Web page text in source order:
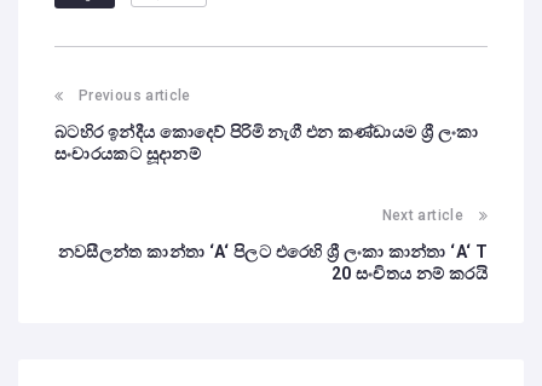
Previous article
බටහිර ඉන්දීය කොදෙව් පිරිමි නැගී එන කණ්ඩායම ශ්‍රී ලංකා
සංචාරයකට සූදානම්
Next article
නවසීලන්ත කාන්තා ‘A‘ පිලට එරෙහි ශ්‍රී ලංකා කාන්තා ‘A‘ T
20 සංචිතය නම් කරයි